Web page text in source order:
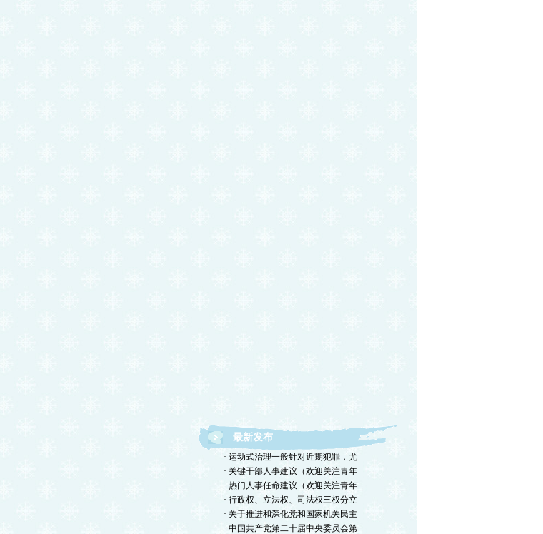
最新发布
· 运动式治理一般针对近期犯罪，尤
· 关键干部人事建议（欢迎关注青年
· 热门人事任命建议（欢迎关注青年
· 行政权、立法权、司法权三权分立
· 关于推进和深化党和国家机关民主
· 中国共产党第二十届中央委员会第